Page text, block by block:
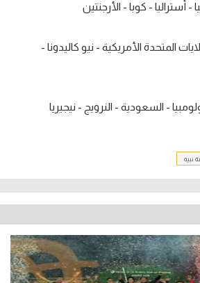
- أستراليا - كوبا - الأرجنتين
المتحدة الأمريكية - نيو كاليدونا -
- السعودية - النرويج - نيجيريا
نبيه